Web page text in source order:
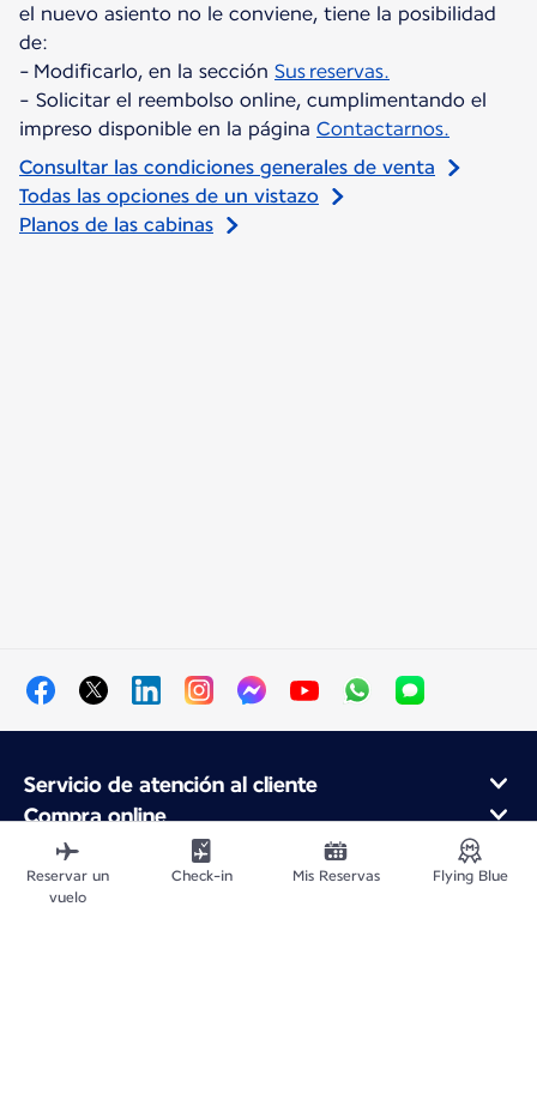
el nuevo asiento no le conviene, tiene la posibilidad
de:
- Modificarlo, en la sección Sus reservas.
- Solicitar el reembolso online, cumplimentando el
impreso disponible en la página Contactarnos.
Consultar las condiciones generales de venta
Todas las opciones de un vistazo
Planos de las cabinas
Servicio de atención al cliente
Compra online
Programa de fidelidad y socios
Acerca de Air France
Aplicación móvil Air France
Reservar un
vuelo
Check-in Mis Reservas Flying Blue